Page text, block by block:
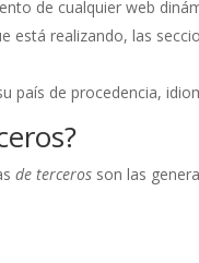
de cualquier web
está realizando, las
país de procedencia,
de terceros son las